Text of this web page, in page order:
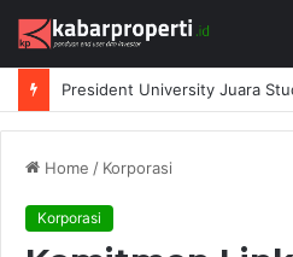
Home / Korporasi
Korporasi